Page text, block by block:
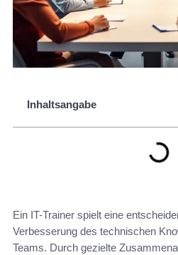
Inhaltsangabe
Ein IT-Trainer spielt eine
Verbesserung des technischen
Teams. Durch gezielte